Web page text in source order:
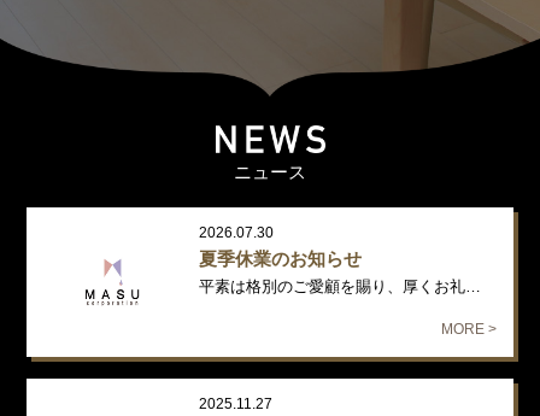
ニュース
2026.07.30
夏季休業のお知らせ
MORE >
2025.11.27